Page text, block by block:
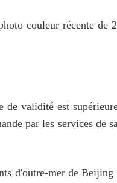
couleur récente de
validité est
par les services de
d'outre-mer de